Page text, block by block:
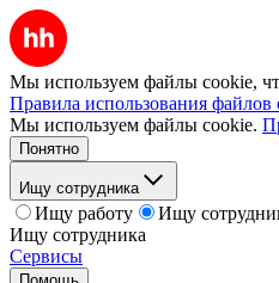
Мы используем файлы cookie,
Правила использования файлов
Мы используем файлы cookie.
Понятно
Ищу сотрудника
Ищу работу
Ищу
Ищу сотрудника
Сервисы